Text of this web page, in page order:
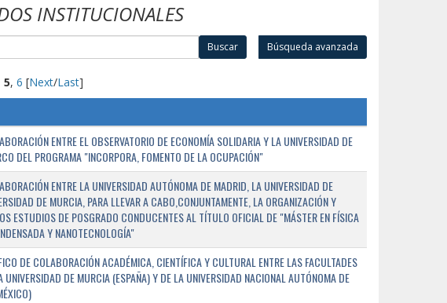
INSTITUCIONALES
Buscar Búsqueda avanzada
5, 6 [Next/Last]
ENTRE EL OBSERVATORIO DE ECONOMÍA SOLIDARIA Y LA UNIVERSIDAD DE
DEL PROGRAMA "INCORPORA, FOMENTO DE LA OCUPACIÓN"
ENTRE LA UNIVERSIDAD AUTÓNOMA DE MADRID, LA UNIVERSIDAD DE
DE MURCIA, PARA LLEVAR A CABO,CONJUNTAMENTE, LA ORGANIZACIÓN Y
ESTUDIOS DE POSGRADO CONDUCENTES AL TÍTULO OFICIAL DE "MÁSTER EN FÍSICA
Y NANOTECNOLOGÍA"
DE COLABORACIÓN ACADÉMICA, CIENTÍFICA Y CULTURAL ENTRE LAS FACULTADES
UNIVERSIDAD DE MURCIA (ESPAÑA) Y DE LA UNIVERSIDAD NACIONAL AUTÓNOMA DE